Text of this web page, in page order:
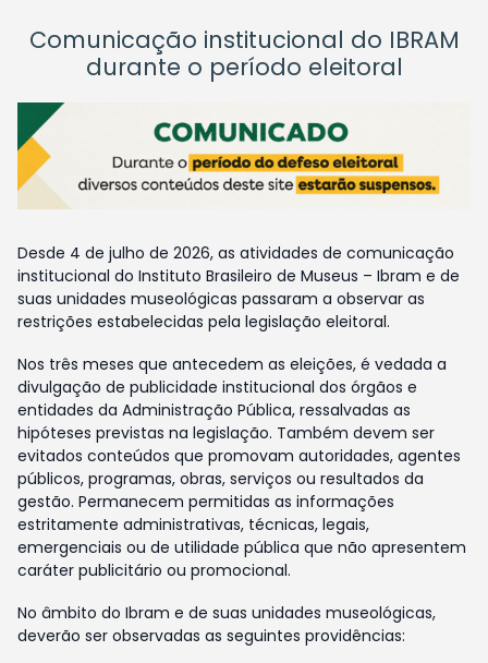
Comunicação institucional do IBRAM
durante o período eleitoral
Desde 4 de julho de 2026, as atividades de comunicação
institucional do Instituto Brasileiro de Museus – Ibram e de
suas unidades museológicas passaram a observar as
restrições estabelecidas pela legislação eleitoral.
Nos três meses que antecedem as eleições, é vedada a
divulgação de publicidade institucional dos órgãos e
entidades da Administração Pública, ressalvadas as
hipóteses previstas na legislação. Também devem ser
evitados conteúdos que promovam autoridades, agentes
públicos, programas, obras, serviços ou resultados da
gestão. Permanecem permitidas as informações
estritamente administrativas, técnicas, legais,
emergenciais ou de utilidade pública que não apresentem
caráter publicitário ou promocional.
No âmbito do Ibram e de suas unidades museológicas,
deverão ser observadas as seguintes providências: